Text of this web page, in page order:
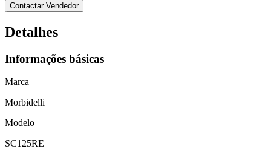
Contactar Vendedor
Detalhes
Informações básicas
Marca
Morbidelli
Modelo
SC125RE